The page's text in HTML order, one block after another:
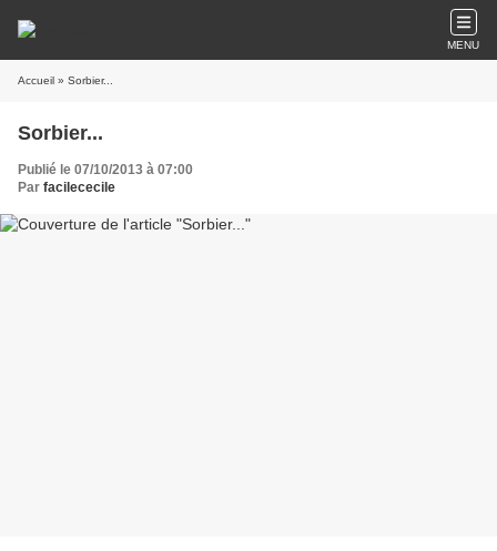
MENU
Accueil » Sorbier...
Sorbier...
Publié le 07/10/2013 à 07:00
Par facilececile